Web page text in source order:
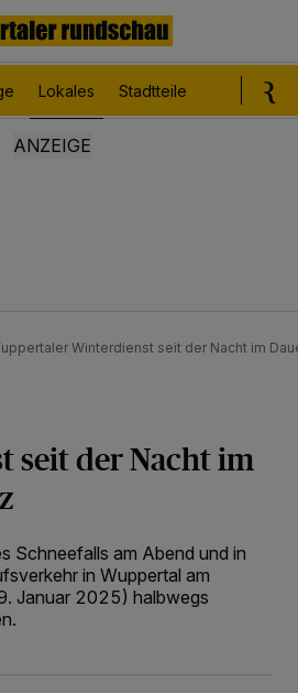
Lokales Stadtteile
Winterdienst seit der Nacht im
seit der Nacht im
Schneefalls am Abend und in
in Wuppertal am
Januar 2025) halbwegs